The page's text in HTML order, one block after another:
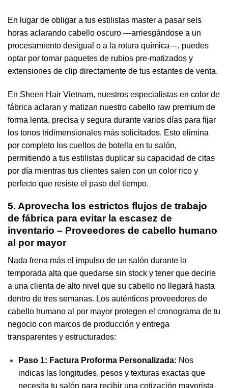
En lugar de obligar a tus estilistas master a pasar seis
horas aclarando cabello oscuro —arriesgándose a un
procesamiento desigual o a la rotura química—, puedes
optar por tomar paquetes de rubios pre-matizados y
extensiones de clip directamente de tus estantes de venta.
En Sheen Hair Vietnam, nuestros especialistas en color de
fábrica aclaran y matizan nuestro cabello raw premium de
forma lenta, precisa y segura durante varios días para fijar
los tonos tridimensionales más solicitados. Esto elimina
por completo los cuellos de botella en tu salón,
permitiendo a tus estilistas duplicar su capacidad de citas
por día mientras tus clientes salen con un color rico y
perfecto que resiste el paso del tiempo.
5. Aprovecha los estrictos flujos de trabajo
de fábrica para evitar la escasez de
inventario – Proveedores de cabello humano
al por mayor
Nada frena más el impulso de un salón durante la
temporada alta que quedarse sin stock y tener que decirle
a una clienta de alto nivel que su cabello no llegará hasta
dentro de tres semanas. Los auténticos proveedores de
cabello humano al por mayor protegen el cronograma de tu
negocio con marcos de producción y entrega
transparentes y estructurados:
Paso 1: Factura Proforma Personalizada: Nos
indicas las longitudes, pesos y texturas exactas que
necesita tu salón para recibir una cotización mayorista